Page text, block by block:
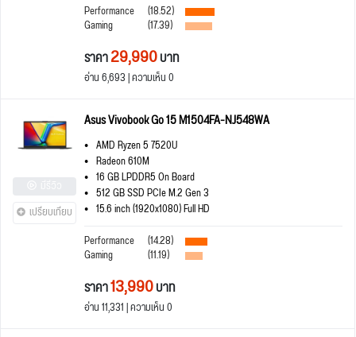
Performance
(18.52)
Gaming (17.39)
ราคา29,990บาท
อ่าน 6,693 | ความเห็น 0
เปรียบเทียบ
Asus Vivobook Go 15 M1504FA-NJ548WA
AMD Ryzen 5 7520U
Radeon 610M
16 GB LPDDR5 On Board
512 GB SSD PCIe M.2 Gen 3
15.6 inch (1920x1080) Full HD
Performance
(14.28)
Gaming (11.19)
ราคา13,990บาท
อ่าน 11,331 | ความเห็น 0